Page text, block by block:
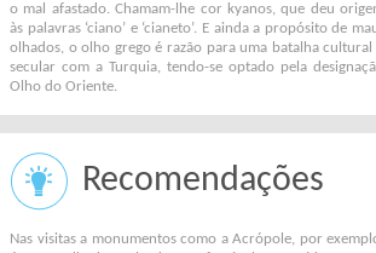
o mal afastado. Chamam-lhe cor kyanos, que deu
às palavras ‘ciano’ e ‘cianeto’. E ainda a propósito de
olhados, o olho grego é razão para uma batalha cultural
secular com a Turquia, tendo-se optado pela
Olho do Oriente.
Recomendações
Nas visitas a monumentos como a Acrópole, por